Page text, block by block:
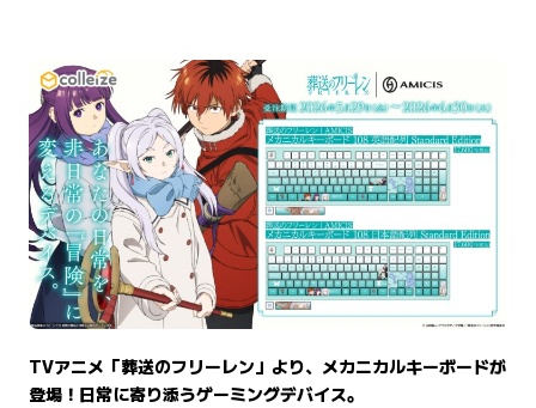
TVアニメ「葬送のフリーレン」より、メカニカルキーボードが
登場！日常に寄り添うゲーミングデバイス。